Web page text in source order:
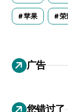
苹果 荣
广告
您错过了